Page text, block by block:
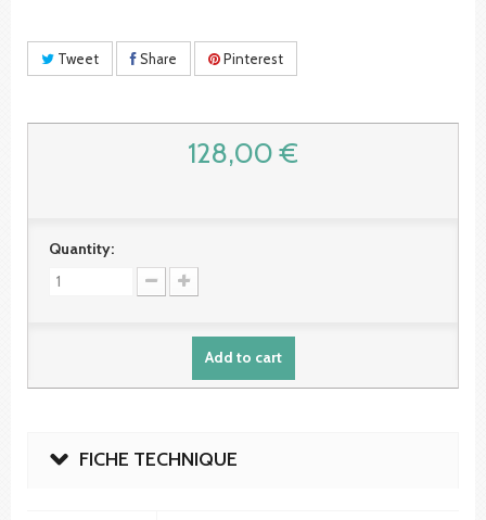
Tweet Share Pinterest
128,00 €
Quantity:
Add to cart
FICHE TECHNIQUE